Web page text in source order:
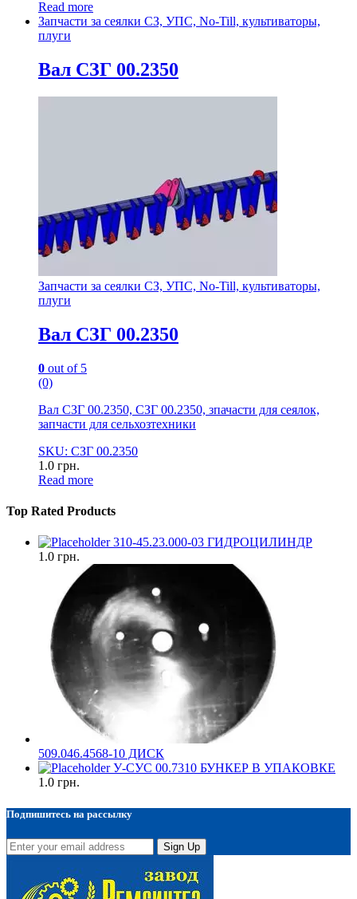
Read more
Запчасти за сеялки СЗ, УПС, No-Till, культиваторы,
плуги
Вал СЗГ 00.2350
Запчасти за сеялки СЗ, УПС, No-Till, культиваторы,
плуги
Вал СЗГ 00.2350
0 out of 5
(0)
Вал СЗГ 00.2350, СЗГ 00.2350, зпачасти для сеялок,
запчасти для сельхозтехники
SKU: СЗГ 00.2350
1.0 грн.
Read more
Top Rated Products
310-45.23.000-03 ГИДРОЦИЛИНДР
1.0 грн.
509.046.4568-10 ДИСК
У-СУС 00.7310 БУНКЕР В УПАКОВКЕ
1.0 грн.
Подпишитесь на рассылку
Sign Up